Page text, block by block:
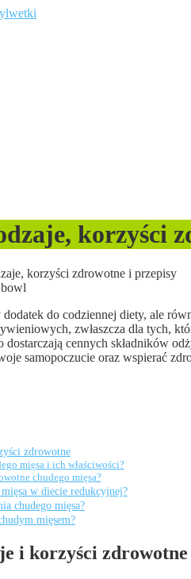
korzyści
korzyści zdrowotne i przepisy
do codziennej diety, ale
zwłaszcza dla tych,
cennych składników
samopoczucie oraz wspierać
zdrowotne
mięsa i ich właściwości?
chudego mięsa?
w diecie redukcyjnej?
chudego mięsa?
mięsem?
i korzyści zdrowotne